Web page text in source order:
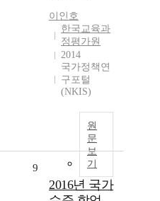
이인호
한국교육과
정평가원
2014
국가정책연
구포털
(NKIS)
원
문
보
기
9
2016년 국가